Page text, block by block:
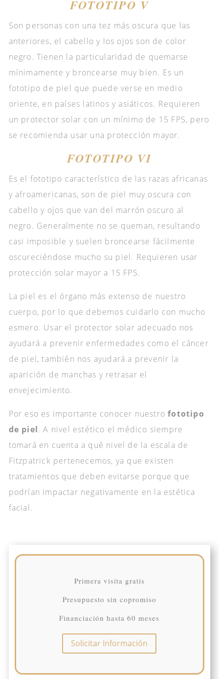
FOTOTIPO V
Son personas con una tez más oscura que las
anteriores, el cabello y los ojos son de color
negro. Tienen la particularidad de quemarse
mínimamente y broncearse muy bien. Es un
fototipo de piel que puede verse en medio
oriente, en países latinos y asiáticos. Requieren
un protector solar con un mínimo de 15 FPS, pero
se recomienda usar una protección mayor.
FOTOTIPO VI
Es el fototipo característico de las razas africanas
y afroamericanas, son de piel muy oscura con
cabello y ojos que van del marrón oscuro al
negro. Generalmente no se queman, resultando
casi imposible y suelen broncearse fácilmente
oscureciéndose mucho su piel. Requieren usar
protección solar mayor a 15 FPS.
La piel es el órgano más extenso de nuestro
cuerpo, por lo que debemos cuidarlo con mucho
esmero. Usar el protector solar adecuado nos
ayudará a prevenir enfermedades como el cáncer
de piel, también nos ayudará a prevenir la
aparición de manchas y retrasar el
envejecimiento.
Por eso es importante conocer nuestrofototipo
de piel. A nivel estético el médico siempre
tomará en cuenta a qué nivel de la escala de
Fitzpatrick pertenecemos, ya que existen
tratamientos que deben evitarse porque que
podrían impactar negativamente en la estética
facial.
Primera visita gratis
Presupuesto sin copromiso
Financiación hasta 60 meses
Solicitar Información